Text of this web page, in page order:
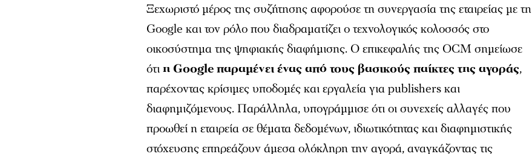
Ξεχωριστό μέρος της συζήτησης αφορούσε τη συνεργασία της εταιρείας με τη
Google και τον ρόλο που διαδραματίζει ο τεχνολογικός κολοσσός στο
οικοσύστημα της ψηφιακής διαφήμισης. Ο επικεφαλής της OCM σημείωσε
ότιη Google παραμένει ένας από τους βασικούς παίκτες της αγοράς,
παρέχοντας κρίσιμες υποδομές και εργαλεία για publishers και
διαφημιζόμενους. Παράλληλα, υπογράμμισε ότι οι συνεχείς αλλαγές που
προωθεί η εταιρεία σε θέματα δεδομένων, ιδιωτικότητας και διαφημιστικής
στόχευσης επηρεάζουν άμεσα ολόκληρη την αγορά, αναγκάζοντας τις